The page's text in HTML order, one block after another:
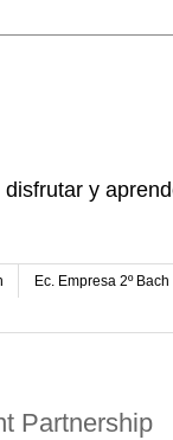
y
Ec. Empresa 2º Bach
Partnership